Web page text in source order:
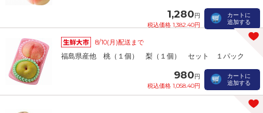
1,280円
税込価格 1,382.40円
カートに
追加する
8/10(月)配送まで
福島県産他 桃（１個） 梨（１個） セット １パック
980円
税込価格 1,058.40円
カートに
追加する